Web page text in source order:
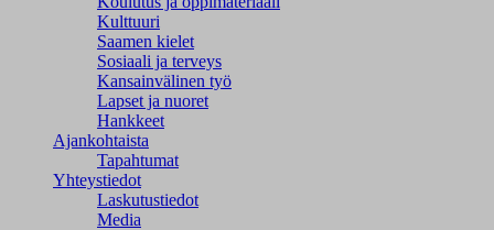
Kulttuuri
Saamen kielet
Sosiaali ja terveys
Kansainvälinen työ
Lapset ja nuoret
Hankkeet
Ajankohtaista
Tapahtumat
Yhteystiedot
Laskutustiedot
Media